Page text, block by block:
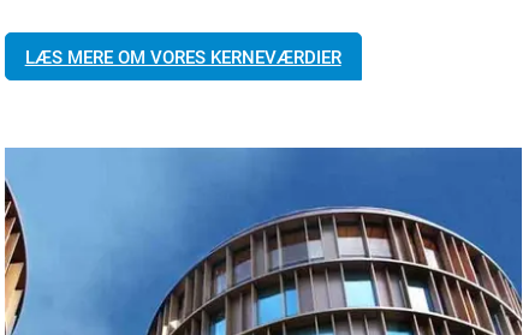
LÆS MERE OM VORES KERNEVÆRDIER